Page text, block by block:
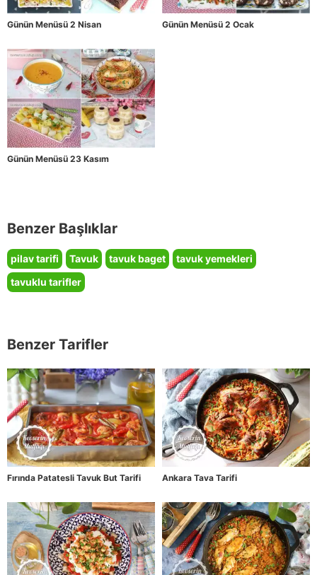
Günün Menüsü 2 Nisan Günün Menüsü 2 Ocak
Günün Menüsü 23 Kasım
Benzer Başlıklar
pilav tarifi Tavuk tavuk baget
tavuk yemekleri
tavuklu tarifler
Benzer Tarifler
Fırında Patatesli Tavuk But Tarifi Ankara Tava Tarifi